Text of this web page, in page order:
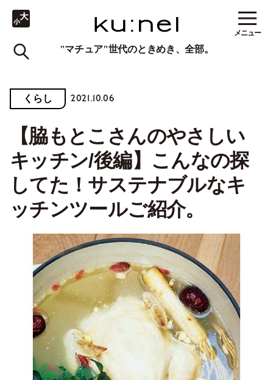
"マチュア"世代のときめき、全部。
メニュー
くらし 2021.10.06
【脇もとこさんのやさしい
キッチン/後編】こんなの探
してた！サステナブルなキ
ッチンツールご紹介。